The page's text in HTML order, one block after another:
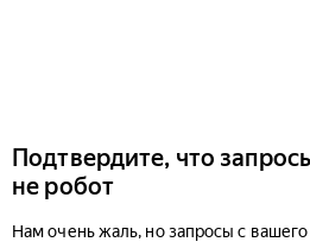
Подтвердите, что
не робот
Нам очень жаль, но запросы с